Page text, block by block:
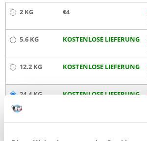
2 KG €4
5.6 KG KOSTENLOSE LIEFERUNG
12.2 KG KOSTENLOSE LIEFERUNG
24.4 KG KOSTENLOSE LIEFERUNG
Bilder unserer Kunden Weitere Fotos anzeigen